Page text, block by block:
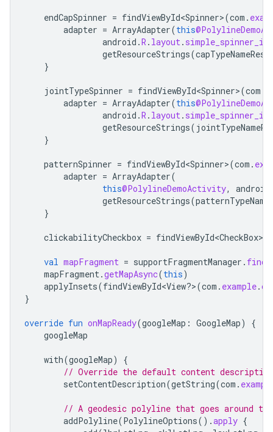
endCapSpinner = findViewById<Spinner>(com .
adapter = ArrayAdapter(this
android .R . layout.
getResourceStrings(
}
jointTypeSpinner = findViewById<Spinner>(com
adapter = ArrayAdapter(this
android .R . layout.
getResourceStrings(
}
patternSpinner = findViewById<Spinner>(com .
adapter = ArrayAdapter(
this@PolylineDemoActivity, android
getResourceStrings(
}
clickabilityCheckbox = findViewById<CheckBox>
val mapFragment = supportFragmentManager .
mapFragment.getMapAsync(this)
applyInsets(findViewById<View?>(com . example.
}
override fun onMapReady(googleMap : GoogleMap)
{
googleMap
with(googleMap)
{
// Override the default content
setContentDescription(getString(com .
// A geodesic polyline that goes around
addPolyline(PolylineOptions().apply {